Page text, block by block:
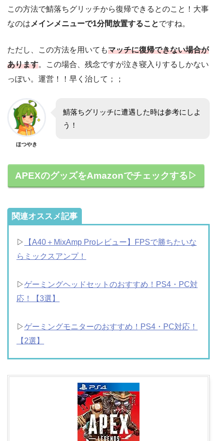
この方法で鯖落ちグリッチから復帰できるとのこと！大事
なのは メインメニューで1分間放置することですね。
ただし、この方法を用いてもマッチに復帰できない場合が
あります。この場合、残念ですが泣き寝入りするしかない
っぽい。運営！！早く治して；；
ほつやき
鯖落ちグリッチに遭遇した時は参考にしよ
う！
APEXのグッズをAmazonでチェックする▷
関連オススメ記事
▷
【A40＋MixAmp Proレビュー】FPSで勝ちたいな
らミックスアンプ！
▷ゲーミングヘッドセットのおすすめ！PS4・PC対
応！【3選】
▷ゲーミングモニターのおすすめ！PS4・PC対応！
【2選】